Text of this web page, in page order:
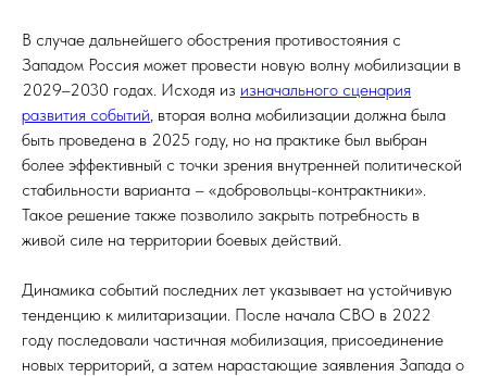
В случае дальнейшего обострения противостояния с
Западом Россия может провести новую волну мобилизации в
2029–2030 годах. Исходя из изначального сценария
развития событий , вторая волна мобилизации должна была
быть проведена в 2025 году, но на практике был выбран
более эффективный с точки зрения внутренней политической
стабильности варианта – «добровольцы-контрактники».
Такое решение также позволило закрыть потребность в
живой силе на территории боевых действий.
Динамика событий последних лет указывает на устойчивую
тенденцию к милитаризации. После начала СВО в 2022
году последовали частичная мобилизация, присоединение
новых территорий, а затем нарастающие заявления Запада о